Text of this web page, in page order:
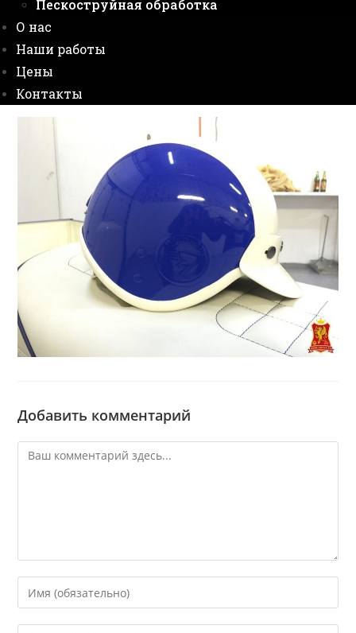
Пескоструйная обработка
О нас
Наши работы
Цены
Контакты
Добавить комментарий
Комментарий
Введите
свое
имя